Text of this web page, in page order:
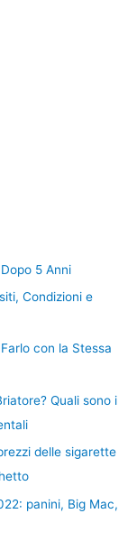
5 Anni
Condizioni e
con la Stessa
Quali sono i
delle sigarette
panini, Big Mac,